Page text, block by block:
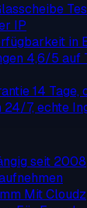
IP
in
4,6/5 auf
14 Tage,
24/7, echte
seit 2008
Mit